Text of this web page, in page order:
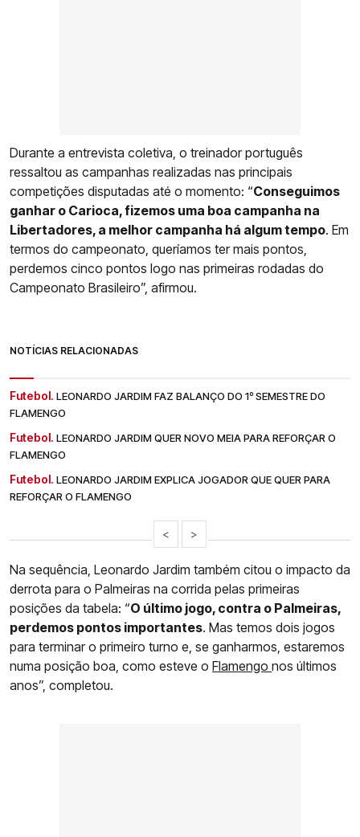
Durante a entrevista coletiva, o treinador português
ressaltou as campanhas realizadas nas principais
competições disputadas até o momento: “Conseguimos
ganhar o Carioca, fizemos uma boa campanha na
Libertadores, a melhor campanha há algum tempo. Em
termos do campeonato, queríamos ter mais pontos,
perdemos cinco pontos logo nas primeiras rodadas do
Campeonato Brasileiro”, afirmou.
NOTÍCIAS RELACIONADAS
Futebol. LEONARDO JARDIM FAZ BALANÇO DO 1º SEMESTRE DO
FLAMENGO
Futebol. LEONARDO JARDIM QUER NOVO MEIA PARA REFORÇAR O
FLAMENGO
Futebol. LEONARDO JARDIM EXPLICA JOGADOR QUE QUER PARA
REFORÇAR O FLAMENGO
< >
Na sequência, Leonardo Jardim também citou o impacto da
derrota para o Palmeiras na corrida pelas primeiras
posições da tabela: “O último jogo, contra o Palmeiras,
perdemos pontos importantes. Mas temos dois jogos
para terminar o primeiro turno e, se ganharmos, estaremos
numa posição boa, como esteve o Flamengo nos últimos
anos”, completou.